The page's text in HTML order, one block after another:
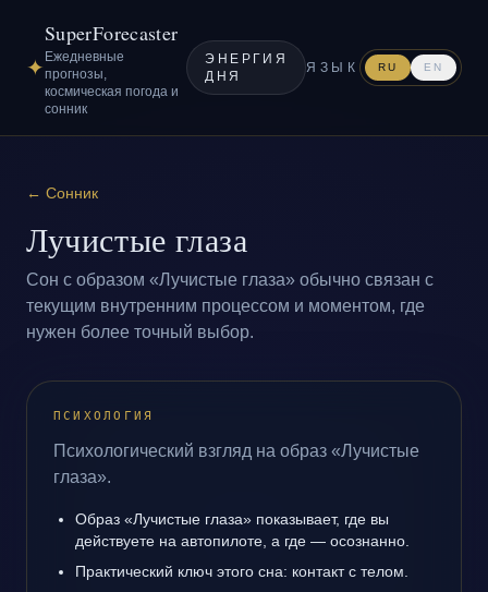
✦
SuperForecaster
Ежедневные
прогнозы,
космическая погода и
сонник
ЭНЕРГИЯ
ДНЯ
ЯЗЫК RU EN
← Сонник
Лучистые глаза
Сон с образом «Лучистые глаза» обычно связан с
текущим внутренним процессом и моментом, где
нужен более точный выбор.
ПСИХОЛОГИЯ
Психологический взгляд на образ «Лучистые
глаза».
Образ «Лучистые глаза» показывает, где вы
действуете на автопилоте, а где — осознанно.
Практический ключ этого сна: контакт с телом.